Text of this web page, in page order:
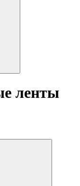
ленты